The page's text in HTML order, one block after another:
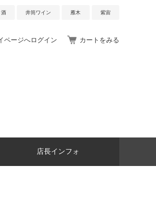
酒 井筒ワイン 雁木 紫宙
ページへログイン カートをみる
店長インフォ